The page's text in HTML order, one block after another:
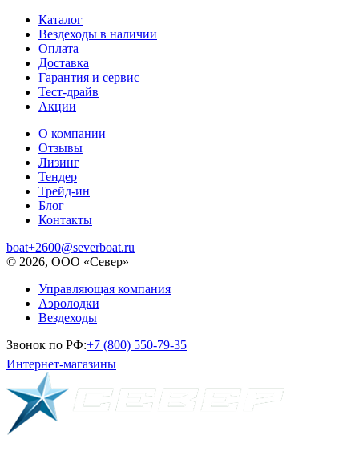
Каталог
Вездеходы в наличии
Оплата
Доставка
Гарантия и сервис
Тест-драйв
Акции
О компании
Отзывы
Лизинг
Тендер
Трейд-ин
Блог
Контакты
boat+2600@severboat.ru
© 2026, ООО «Север»
Управляющая компания
Аэролодки
Вездеходы
Звонок по РФ:+7 (800) 550-79-35
Интернет-магазины